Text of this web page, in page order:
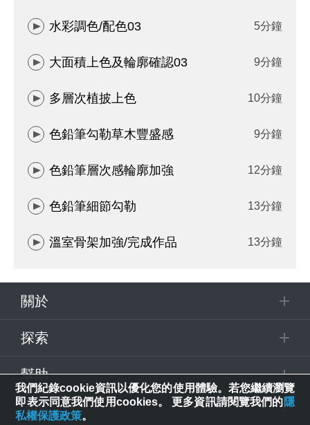
水彩調色/配色03 5分鐘
大面積上色及輪廓確認03 9分鐘
多層次植披上色 10分鐘
色鉛筆勾勒草木豐盛感 9分鐘
色鉛筆層次感輪廓加強 12分鐘
色鉛筆細節勾勒 13分鐘
溫室骨架加強/完成作品 13分鐘
關於
探索
幫助
追蹤
我們紀錄cookie資訊以優化您的使用體驗。若您繼續瀏覽
即表示同意我們使用cookies。 更多資訊請閱覽我們的隱
私權保護政策。